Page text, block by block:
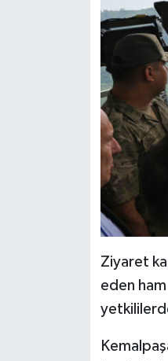
Ziyaret
eden ham